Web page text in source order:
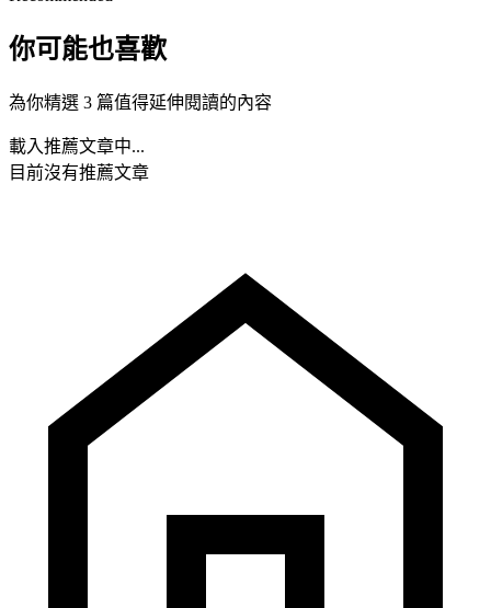
你可能也喜歡
為你精選 3 篇值得延伸閱讀的內容
載入推薦文章中...
目前沒有推薦文章